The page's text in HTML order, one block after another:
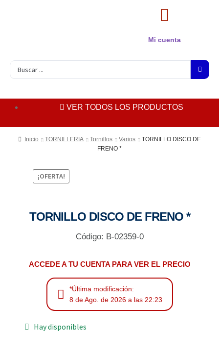
Mi cuenta
VER TODOS LOS PRODUCTOS
Inicio TORNILLERIA Tornillos Varios
TORNILLO DISCO DE
FRENO *
¡OFERTA!
TORNILLO DISCO DE FRENO *
Código: B-02359-0
ACCEDE A TU CUENTA PARA VER EL PRECIO
*Última modificación:
8 de Ago. de 2026 a las 22:23
Hay disponibles